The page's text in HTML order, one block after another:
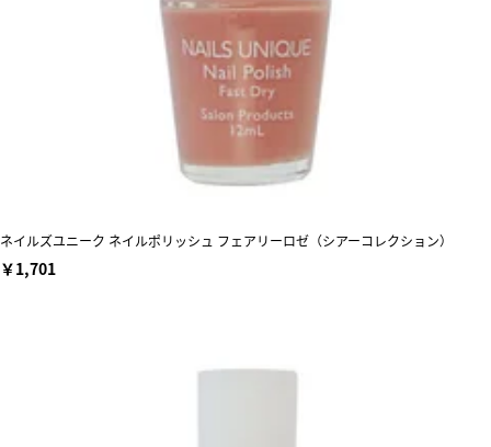
ネイルズユニーク ネイルポリッシュ フェアリーロゼ（シアーコレクション）
￥1,701